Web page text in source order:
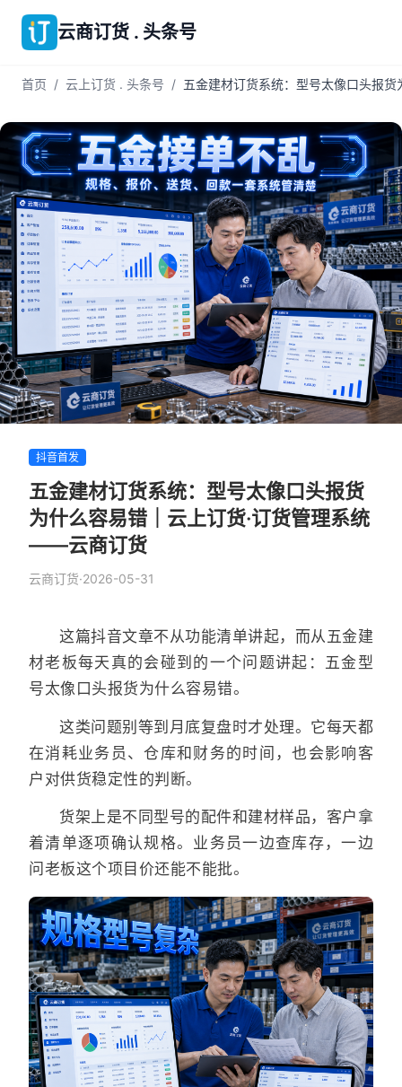
云商订货 . 头条号
首页 / 云上订货 . 头条号 / 五金建材订货系统：型号太像口头报
抖音首发
五金建材订货系统：型号太像口头报货
为什么容易错｜云上订货·订货管理系统
——云商订货
云商订货·2026-05-31
这篇抖音文章不从功能清单讲起，而从五金建
材老板每天真的会碰到的一个问题讲起：五金型
号太像口头报货为什么容易错。
这类问题别等到月底复盘时才处理。它每天都
在消耗业务员、仓库和财务的时间，也会影响客
户对供货稳定性的判断。
货架上是不同型号的配件和建材样品，客户拿
着清单逐项确认规格。业务员一边查库存，一边
问老板这个项目价还能不能批。